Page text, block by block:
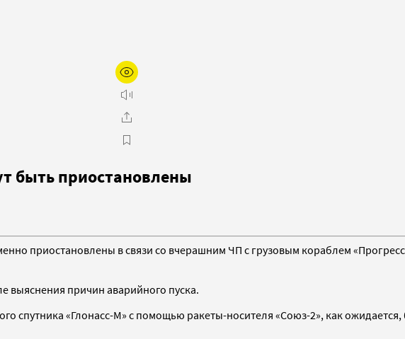
быть приостановлены
приостановлены в связи со вчерашним ЧП с грузовым кораблем
выяснения причин аварийного пуска.
спутника «Глонасс-М» с помощью ракеты-носителя «Союз-2», как